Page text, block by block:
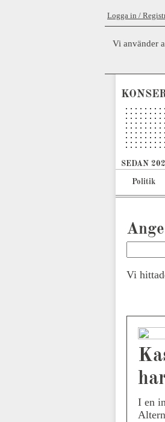
Logga in /
Vi använder
SEDAN
Politik
Vi
I en